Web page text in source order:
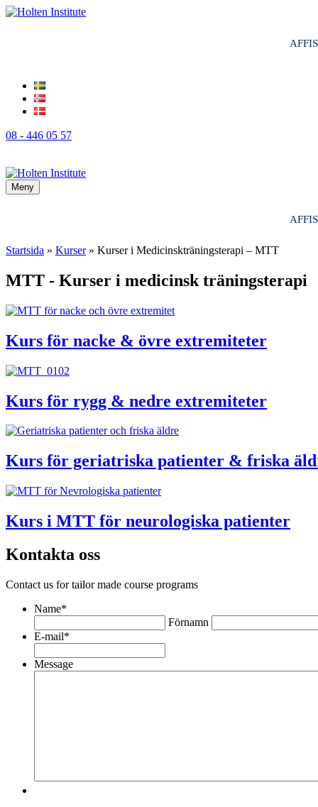
08 - 446 05 57
Meny
Startsida » Kurser» Kurser i Medicinskträningsterapi – MTT
MTT - Kurser i medicinsk träningsterapi
Kurs för nacke & övre extremiteter
Kurs för rygg & nedre extremiteter
Kurs för geriatriska patienter & friska
Kurs i MTT för neurologiska patienter
Kontakta oss
Contact us for tailor made course programs
Name*
Förnamn
E-mail*
Message